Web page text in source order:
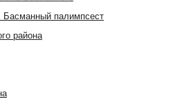
Басманный палимпсест
района